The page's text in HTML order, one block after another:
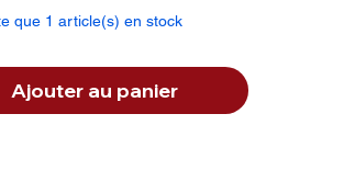
de Méga-Latias-ex
que 1 article(s) en stock
Ajouter au panier